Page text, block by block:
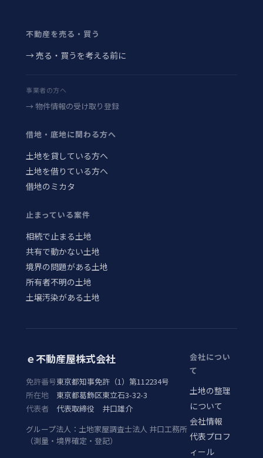
不動産を売る・買う
→ 売る・買うを考える前に
事業者の方へ
→ 物件情報の受け取り登録
借地・底地に関わる方へ
土地を貸している方へ
土地を借りている方へ
借地のミカタ
止まっている案件
相続で止まる土地
共有で動かない土地
境界の問題がある土地
所有者不明の土地
土壌汚染がある土地
ｅ不動産屋株式会社
免許番号東京都知事免許（1）第112234号
所在地
東京都葛飾区東立石3-32-3
代表者
代表取締役 井口雄介
グループ法人：土地家屋調査士法人 井口工務所
（測量・境界確定・登記）
会社につい
て
土地の整理
について
会社情報
代表プロフ
ィール